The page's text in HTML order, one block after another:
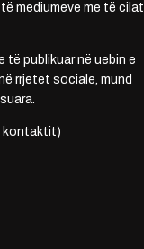
mediumeve me të cilat
të publikuar në uebin e
rrjetet sociale, mund
kontaktit)